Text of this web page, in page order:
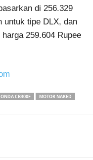
di 256.329
untuk tipe DLX, dan
259.604 Rupee
CB300F
MOTOR NAKED